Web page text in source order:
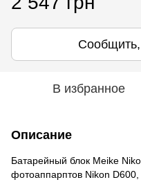
Сообщить,
В избранное
Описание
Батарейный блок Meike
фотоаппарптов Nikon